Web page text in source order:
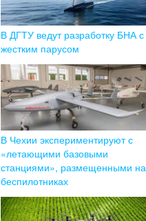
В ДГТУ ведут разработку БНА с
жестким парусом
В Чехии экспериментируют с
«летающими базовыми
станциями», размещенными на
беспилотниках